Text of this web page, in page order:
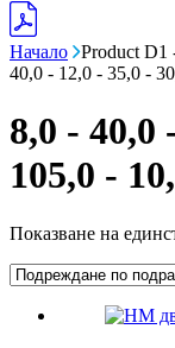
Начало Product
40,0 - 12,0 - 35,0 -
8,0 - 40,0
105,0 -
Показване на